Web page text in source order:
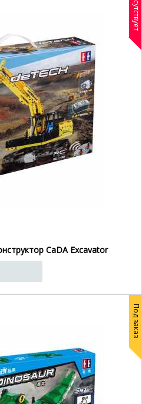
Отсутствует
CaDA Excavator
Под заказ